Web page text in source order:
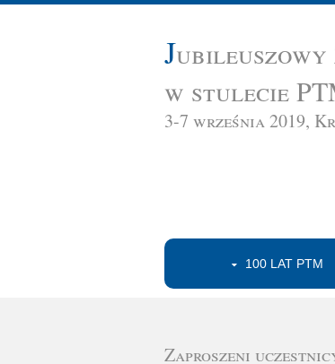
J
w stulecie
3-7 września 2019,
100 LAT PTM
Zaproszeni